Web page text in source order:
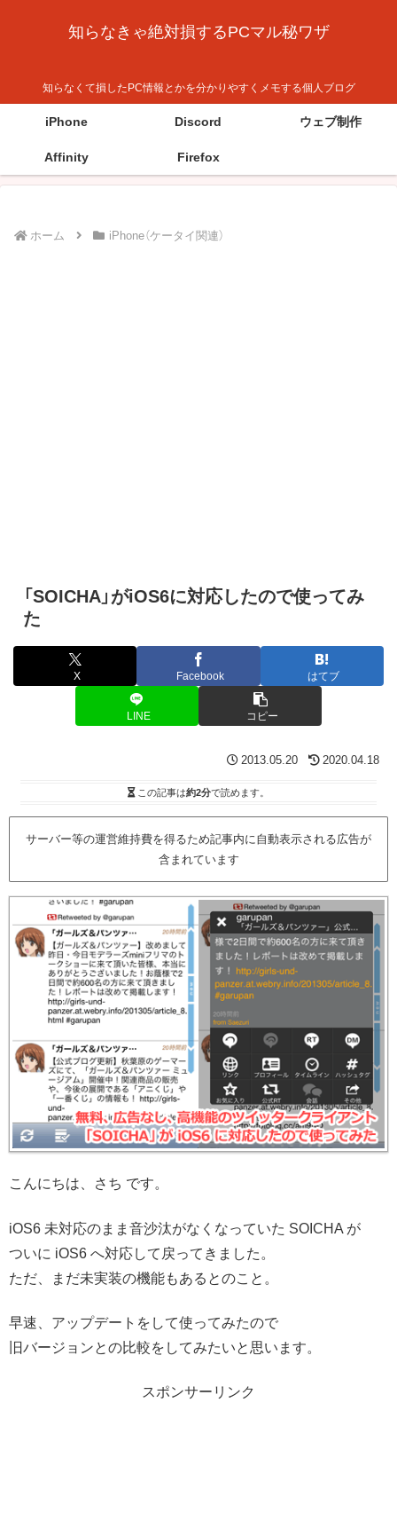
知らなきゃ絶対損するPCマル秘ワザ
知らなくて損したPC情報とかを分かりやすくメモする個人ブログ
iPhone Discord ウェブ制作
Affinity Firefox
ホーム iPhone（ケータイ関連）
「SOICHA」がiOS6に対応したので使ってみ
た
X Facebook はてブ
LINE コピー
2013.05.20 2020.04.18
この記事は約2分で読めます。
サーバー等の運営維持費を得るため記事内に自動表示される広告が
含まれています
こんにちは、さち です。
iOS6 未対応のまま音沙汰がなくなっていた SOICHA が
ついに iOS6 へ対応して戻ってきました。
ただ、まだ未実装の機能もあるとのこと。
早速、アップデートをして使ってみたので
旧バージョンとの比較をしてみたいと思います。
スポンサーリンク